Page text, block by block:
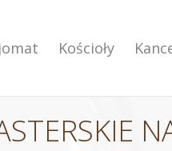
Kościoły